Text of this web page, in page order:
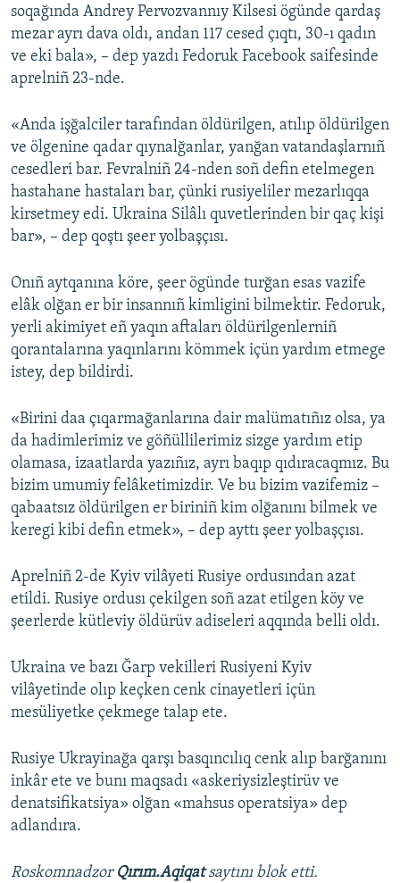
soqağında Andrey Pervozvannıy Kilsesi ögünde qardaş
mezar ayrı dava oldı, andan 117 cesed çıqtı, 30-ı qadın
ve eki bala», – dep yazdı Fedoruk Facebook saifesinde
aprelniñ 23-nde.
«Anda işğalciler tarafından öldürilgen, atılıp öldürilgen
ve ölgenine qadar qıynalğanlar, yanğan vatandaşlarnıñ
cesedleri bar. Fevralniñ 24-nden soñ defin etelmegen
hastahane hastaları bar, çünki rusiyeliler mezarlıqqa
kirsetmey edi. Ukraina Silâlı quvetlerinden bir qaç kişi
bar», – dep qoştı şeer yolbaşçısı.
Onıñ aytqanına köre, şeer ögünde turğan esas vazife
elâk olğan er bir insannıñ kimligini bilmektir. Fedoruk,
yerli akimiyet eñ yaqın aftaları öldürilgenlerniñ
qorantalarına yaqınlarını kömmek içün yardım etmege
istey, dep bildirdi.
«Birini daa çıqarmağanlarına dair malümatıñız olsa, ya
da hadimlerimiz ve göñüllilerimiz sizge yardım etip
olamasa, izaatlarda yazıñız, ayrı baqıp qıdıracaqmız. Bu
bizim umumiy felâketimizdir. Ve bu bizim vazifemiz –
qabaatsız öldürilgen er biriniñ kim olğanını bilmek ve
keregi kibi defin etmek», – dep ayttı şeer yolbaşçısı.
Aprelniñ 2-de Kyiv vilâyeti Rusiye ordusından azat
etildi. Rusiye ordusı çekilgen soñ azat etilgen köy ve
şeerlerde kütleviy öldürüv adiseleri aqqında belli oldı.
Ukraina ve bazı Ğarp vekilleri Rusiyeni Kyiv
vilâyetinde olıp keçken cenk cinayetleri içün
mesüliyetke çekmege talap ete.
Rusiye Ukrayinağa qarşı basqıncılıq cenk alıp barğanını
inkâr ete ve bunı maqsadı «askeriysizleştirüv ve
denatsifikatsiya» olğan «mahsus operatsiya» dep
adlandıra.
Roskomnadzor Qırım.Aqiqatsaytını blok etti.